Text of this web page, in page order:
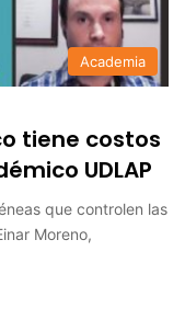
Academia
tiene costos
UDLAP
que controlen las
Moreno,